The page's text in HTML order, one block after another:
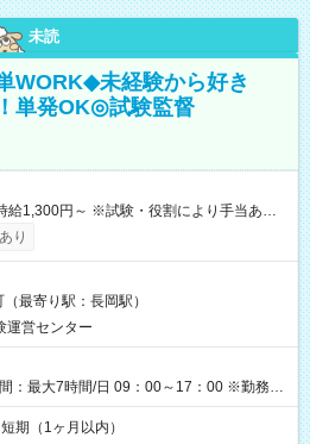
未読
WORK◆未経験から好き
単発OK◎試験監督
あり 【即給（前払い）オプションあ
合、勤務から1週間ほどで給与の一部を受け
験 8:30～17:30（休憩1時間） 時給1,300円
円＋交通費 ※当日の役割により時給＋100
試験 7:00～13:30（休憩なし） 時給1,300
×6時間＝日収8,400円＋交通費 【試用期
り
最寄り駅：長岡駅）
運営センター
：最大7時間/日 09：00～17：00 ※勤務時
ります。
期（1ヶ月以内）